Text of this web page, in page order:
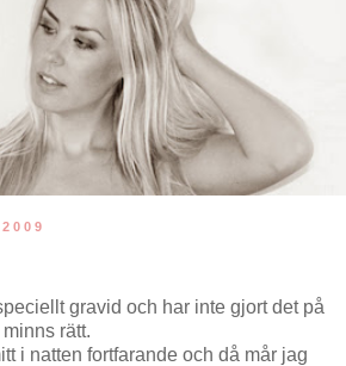
gravid och har inte gjort det på
rätt.
i natten fortfarande och då mår jag